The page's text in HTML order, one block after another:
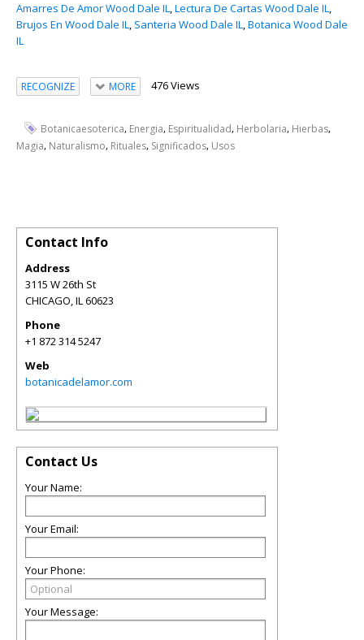
Amarres De Amor Wood Dale IL,Lectura De Cartas Wood Dale IL,
Brujos En Wood Dale IL, Santeria Wood Dale IL,Botanica Wood Dale
IL
RECOGNIZE MORE 476 Views
Botanicaesoterica, Energia, Espiritualidad, Herbolaria, Hierbas,
Magia, Naturalismo, Rituales, Significados, Usos
Contact Info
Address
3115 W 26th St
CHICAGO IL 60623
Phone
+1 872 314 5247
Web
botanicadelamor.com
Contact Us
Your Name:
Your Email:
Your Phone:
Your Message: